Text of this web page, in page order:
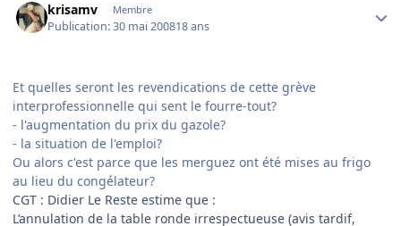
krisamv Membre
Publication:30 mai 200818 ans
Et quelles seront les revendications de cette grève
interprofessionnelle qui sent le fourre-tout?
- l'augmentation du prix du gazole?
- la situation de l'emploi?
Ou alors c'est parce que les merguez ont été mises au frigo
au lieu du congélateur?
CGT : Didier Le Reste estime que :
L’annulation de la table ronde irrespectueuse (avis tardif,